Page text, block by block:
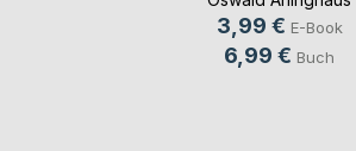
3,99 € E-Book
6,99 € Buch